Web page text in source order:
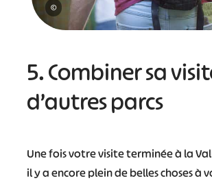
©
5. Combiner sa
d’autres parcs
Une fois votre visite terminée à la
il y a encore plein de belles choses à